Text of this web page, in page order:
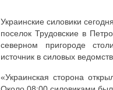
Украинские силовики
поселок Трудовские в
северном пригороде
источник в силовых
«Украинская сторона